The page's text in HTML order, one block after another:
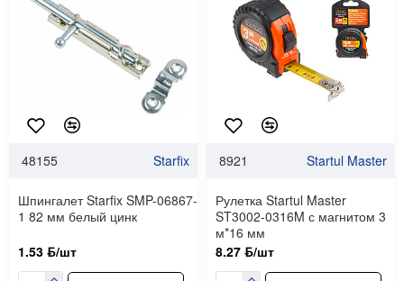
48155 Starfix
Шпингалет Starfix SMP-06867-
1 82 мм белый цинк
1.53 ƃ/шт
8921 Startul Master
Рулетка Startul Master
ST3002-0316M с магнитом 3
м*16 мм
8.27 ƃ/шт